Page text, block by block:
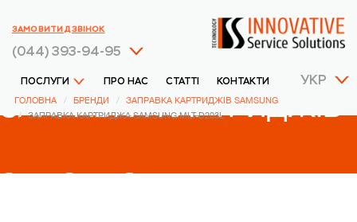
УКР
ПОСЛУГИ ПРО НАС СТАТТІ КОНТАКТИ
(044) 393-94-95
ЗАМОВИТИ ДЗВІНОК
ГОЛОВНА БРЕНДИ
ЗАПРАВКА КАРТРИДЖІВ SAMSUNG
ЗАПРАВКА КАРТРИДЖА SAMSUNG MLT-D203L
ЗАПРАВКА КАРТРИДЖІВ
SAMSUNG